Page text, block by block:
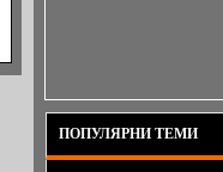
ПОПУЛЯРНИ ТЕМИ